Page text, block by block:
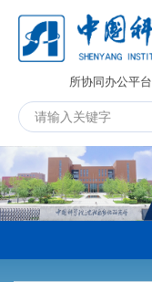
所协同办公平台